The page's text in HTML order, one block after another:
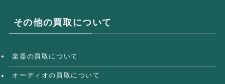
その他の買取について
楽器の買取について
オーディオの買取について